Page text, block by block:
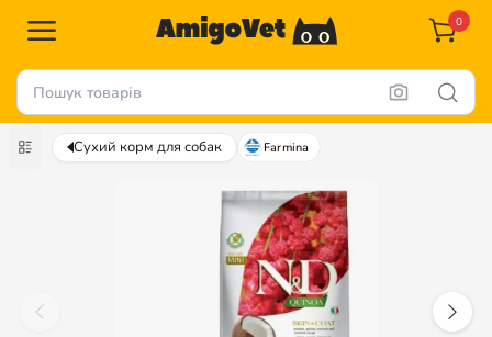
0
Сухий корм для собак Farmina